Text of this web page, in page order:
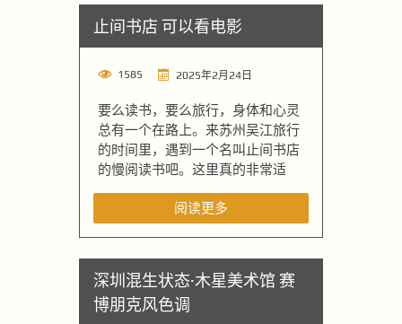
止间书店 可以看电影
1585 2025年2月24日
要么读书，要么旅行，身体和心灵
总有一个在路上。来苏州吴江旅行
的时间里，遇到一个名叫止间书店
的慢阅读书吧。这里真的非常适
阅读更多
深圳混生状态·木星美术馆 赛
博朋克风色调